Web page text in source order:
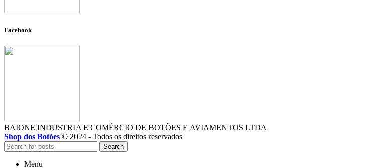
Facebook
BAIONE INDUSTRIA E COMÉRCIO DE BOTÕES E AVIAMENTOS LTDA
Shop dos Botões © 2024 - Todos os direitos reservados
Search
Menu